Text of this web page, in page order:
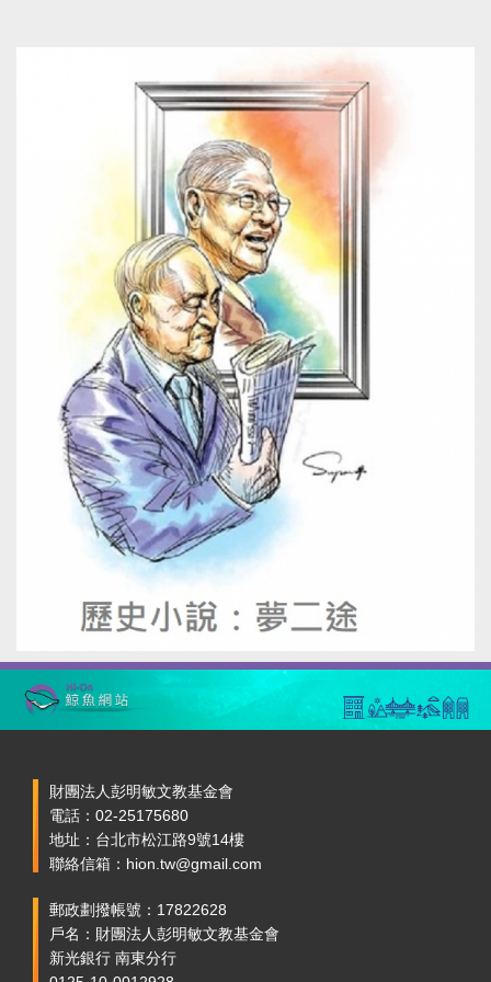
財團法人彭明敏文教基金會
電話：02-25175680
地址：台北市松江路9號14樓
聯絡信箱：hion.tw@gmail.com
郵政劃撥帳號：17822628
戶名：財團法人彭明敏文教基金會
新光銀行 南東分行